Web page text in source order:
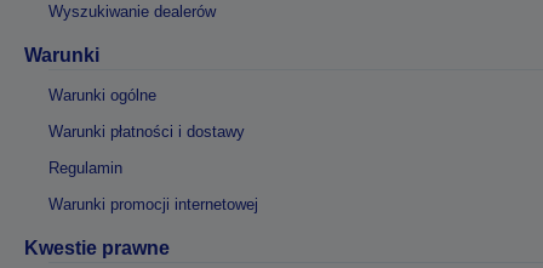
Wyszukiwanie dealerów
Warunki
Warunki ogólne
Warunki płatności i dostawy
Regulamin
Warunki promocji internetowej
Kwestie prawne